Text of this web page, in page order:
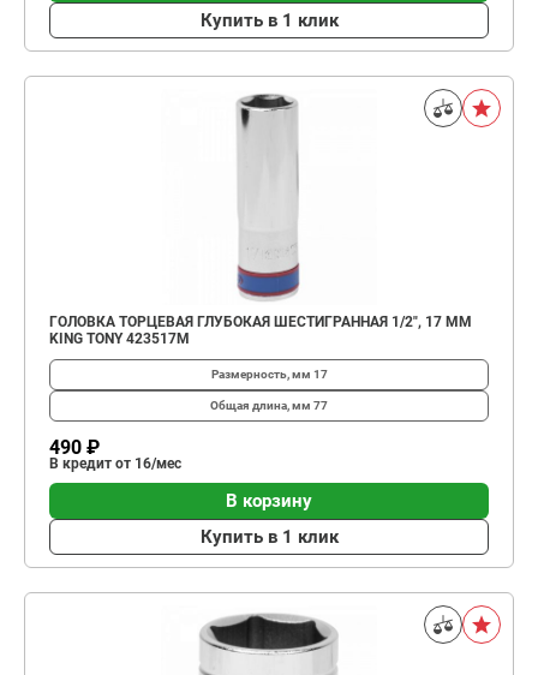
Купить в 1 клик
ГОЛОВКА ТОРЦЕВАЯ ГЛУБОКАЯ ШЕСТИГРАННАЯ 1/2", 17 ММ
KING TONY 423517M
Размерность, мм 17
Общая длина, мм 77
490 ₽
В кредит от 16/мес
В корзину
Купить в 1 клик